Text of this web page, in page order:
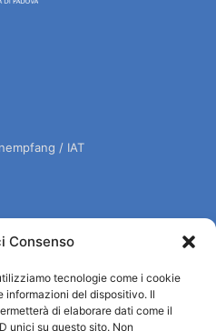
Consenso
tecnologie come i cookie
informazioni del dispositivo. Il
di elaborare dati come il
unici su questo sito. Non
/ IAT